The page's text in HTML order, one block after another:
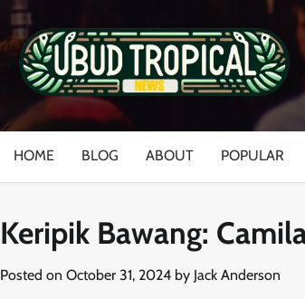
Skip
content
HOME BLOG ABOUT POPULAR
Keripik Bawang:
Posted on October 31, 2024 by Jack Anderson